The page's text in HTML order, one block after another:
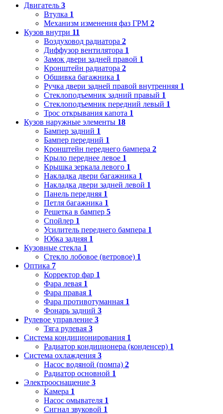
Двигатель 3
Втулка 1
Механизм изменения фаз ГРМ 2
Кузов внутри 11
Воздуховод радиатора 2
Диффузор вентилятора 1
Замок двери задней правой 1
Кронштейн радиатора 2
Обшивка багажника 1
Ручка двери задней правой внутренняя 1
Стеклоподъемник задний правый 1
Стеклоподъемник передний левый 1
Трос открывания капота 1
Кузов наружные элементы 18
Бампер задний 1
Бампер передний 1
Кронштейн переднего бампера 2
Крыло переднее левое 1
Крышка зеркала левого 1
Накладка двери багажника 1
Накладка двери задней левой 1
Панель передняя 1
Петля багажника 1
Решетка в бампер 5
Спойлер 1
Усилитель переднего бампера 1
Юбка задняя 1
Кузовные стекла 1
Стекло лобовое (ветровое) 1
Оптика 7
Корректор фар 1
Фара левая 1
Фара правая 1
Фара противотуманная 1
Фонарь задний 3
Рулевое управление 3
Тяга рулевая 3
Система кондиционирования 1
Радиатор кондиционера (конденсер) 1
Система охлаждения 3
Насос водяной (помпа) 2
Радиатор основной 1
Электрооснащение 3
Камера 1
Насос омывателя 1
Сигнал звуковой 1